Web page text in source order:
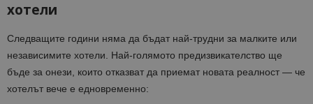
хотели
Следващите години няма да бъдат най-трудни за малките или
независимите хотели. Най-голямото предизвикателство ще
бъде за онези, които отказват да приемат новата реалност — че
хотелът вече е едновременно: